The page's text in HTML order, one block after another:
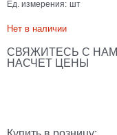
Ед. измерения: шт
Нет в наличии
СВЯЖИТЕСЬ С
НАСЧЕТ ЦЕНЫ